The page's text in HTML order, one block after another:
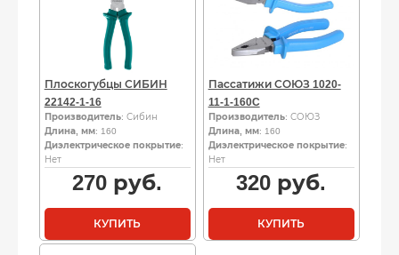
Плоскогубцы СИБИН
22142-1-16
Производитель: Сибин
Длина, мм: 160
Диэлектрическое покрытие:
Нет
270 руб.
КУПИТЬ
Пассатижи СОЮЗ 1020-
11-1-160C
Производитель: СОЮЗ
Длина, мм: 160
Диэлектрическое покрытие:
Нет
320 руб.
КУПИТЬ